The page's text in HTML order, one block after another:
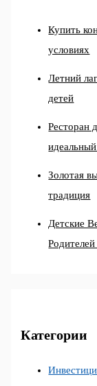
Купить
условиях
Летний
детей
Ресторан
Золотая
традиция
Детские
Категории